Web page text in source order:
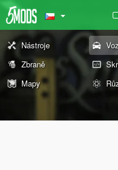
Nástroje
Zbraně
Mapy